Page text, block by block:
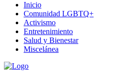
Inicio
Comunidad LGBTQ+
Activismo
Entretenimiento
Salud y Bienestar
Miscelánea